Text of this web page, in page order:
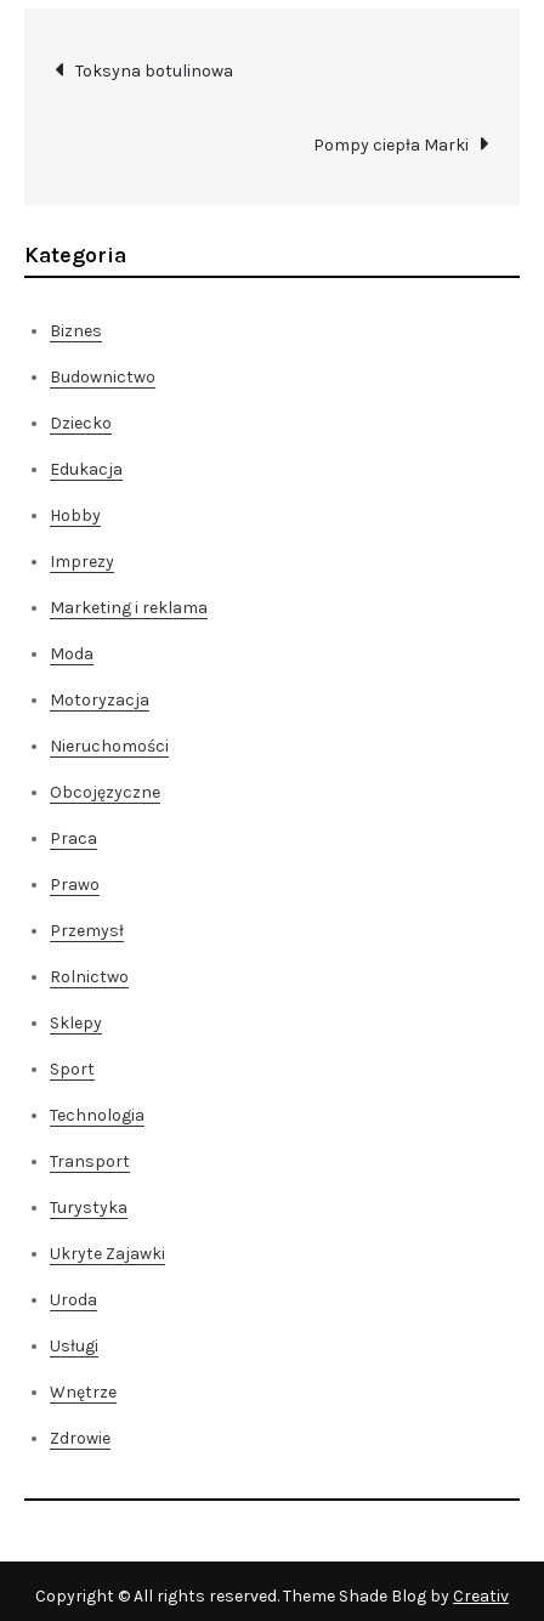
Nawigacja
Toksyna botulinowa
Pompy ciepła Marki
Kategoria
Biznes
Budownictwo
Dziecko
Edukacja
Hobby
Imprezy
Marketing i reklama
Moda
Motoryzacja
Nieruchomości
Obcojęzyczne
Praca
Prawo
Przemysł
Rolnictwo
Sklepy
Sport
Technologia
Transport
Turystyka
Ukryte Zajawki
Uroda
Usługi
Wnętrze
Zdrowie
Copyright © All rights reserved. Theme Shade Blog byCreativ